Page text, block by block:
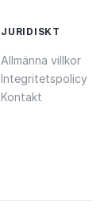
JURIDISKT
Allmänna villkor
Integritetspolicy
Kontakt